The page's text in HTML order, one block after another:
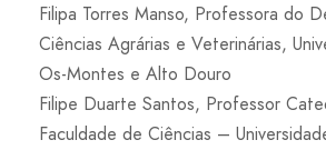
Filipa Torres Manso, Professora do
Ciências Agrárias e Veterinárias,
Os-Montes e Alto Douro
Filipe Duarte Santos, Professor
Faculdade de Ciências –